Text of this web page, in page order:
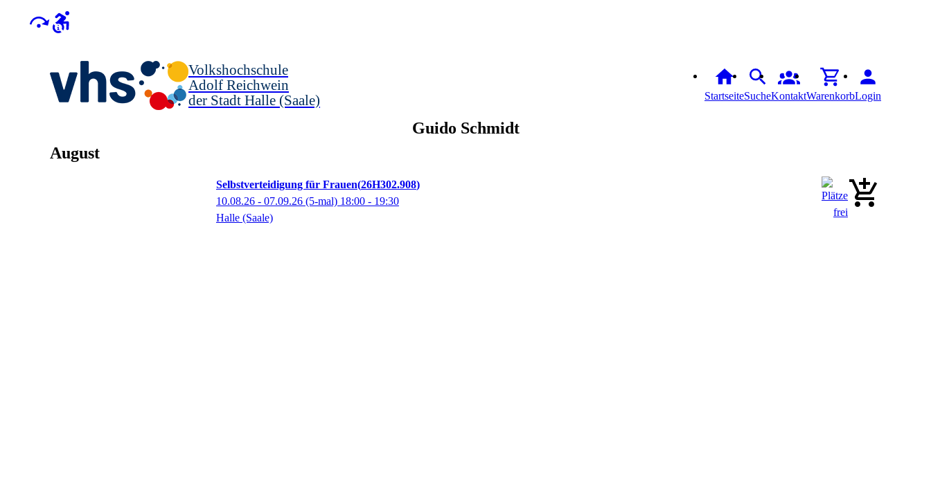
Volkshochschule
Adolf Reichwein
der Stadt Halle (Saale)
StartseiteSucheKontaktWarenkorbLogin
Guido Schmidt
August
Selbstverteidigung für Frauen 26H302.908
10.08.26 - 07.09.26 (5-mal) 18:00 - 19:30
Halle (Saale)